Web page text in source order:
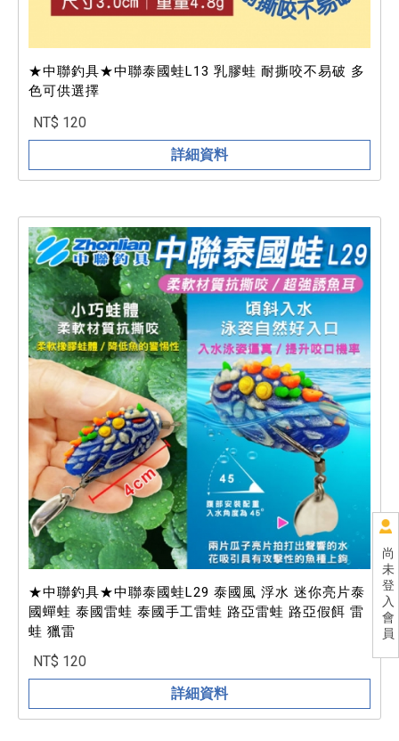
尚
未
登
入
會
員
★中聯釣具★中聯泰國蛙L13 乳膠蛙 耐撕咬不易破 多
色可供選擇
NT$ 120
詳細資料
★中聯釣具★中聯泰國蛙L29 泰國風 浮水 迷你亮片泰
國蟬蛙 泰國雷蛙 泰國手工雷蛙 路亞雷蛙 路亞假餌 雷
蛙 獵雷
NT$ 120
詳細資料